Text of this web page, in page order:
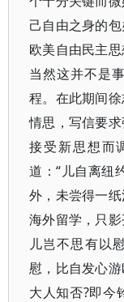
己自由之身的
欧美自由民主
当然这并不是
程。在此期间
情思，写信要
接受新思想而
道：“儿自离纽
外，未尝得一
海外留学，只
儿岂不思有以
慰，比自发心
大人知否?即今